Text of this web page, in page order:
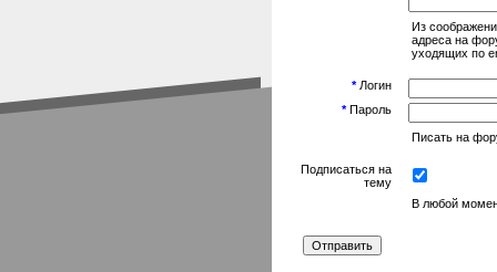
Из
адреса на
уходящих по
*Логин
*Пароль
Писать на
Подписаться на
тему
В любой